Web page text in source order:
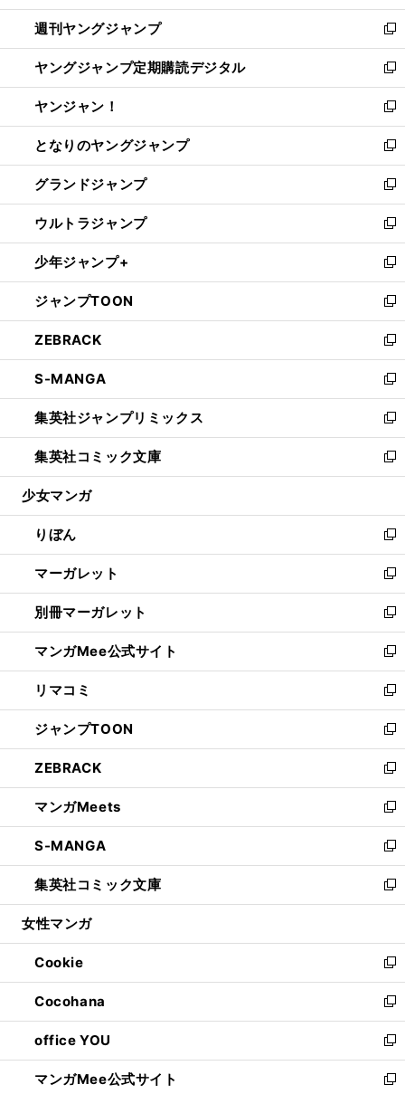
開
く
ウ
で
開
く
ン
ド
ウ
で
開
く
ウ
ィ
ン
ド
ウ
で
開
く
週刊ヤングジャンプ
新
し
い
ウ
ィ
ン
ド
ウ
で
開
く
ヤングジャンプ定期購読デジタル
新
し
い
ウ
ィ
ン
ド
ウ
で
開
く
ヤンジャン！
新
し
い
ウ
ィ
ン
ド
ウ
で
開
く
となりのヤングジャンプ
新
し
い
ウ
ィ
ン
ド
ウ
で
開
く
グランドジャンプ
新
し
い
ウ
ィ
ン
ド
ウ
で
開
く
ウルトラジャンプ
新
し
い
ウ
ィ
ン
ド
ウ
で
開
く
少年ジャンプ+
新
し
い
ウ
ィ
ン
ド
ウ
で
開
く
ジャンプTOON
新
し
い
ウ
ィ
ン
ド
ウ
で
開
ZEBRACK
新
し
い
ウ
ィ
ン
ド
ウ
開
く
S-MANGA
新
し
い
ウ
ィ
ン
ウ
で
開
く
集英社ジャンプリミックス
新
し
い
ウ
ン
ド
ウ
で
開
く
集英社コミック文庫
新
し
ウ
ィ
ン
ド
ウ
で
開
く
少女マンガ
りぼん
新
し
い
ウ
ィ
ン
ド
ウ
で
開
く
マーガレット
新
し
い
ウ
ィ
ン
ド
ウ
で
開
く
別冊マーガレット
新
し
い
ウ
ィ
ン
ド
ウ
で
開
く
マンガMee公式サイト
新
し
い
ウ
ィ
ン
ド
ウ
で
開
く
リマコミ
新
し
い
ウ
ィ
ン
ド
ウ
で
開
く
ジャンプTOON
新
し
い
ウ
ィ
ン
ド
ウ
で
開
ZEBRACK
新
し
い
ウ
ィ
ン
ド
ウ
開
く
マンガMeets
新
し
い
ウ
ィ
ン
ウ
で
開
く
S-MANGA
新
し
い
ウ
ン
ド
ウ
で
開
く
集英社コミック文庫
新
し
ウ
ィ
ン
ド
ウ
で
開
く
女性マンガ
Cookie
新
し
い
ウ
ィ
ン
ド
Cocohana
新
し
い
ウ
ィ
office YOU
新
し
い
マンガMee公式サイト 新